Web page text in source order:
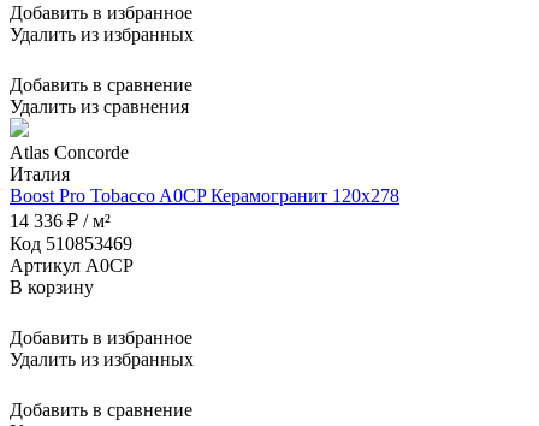
Добавить в избранное
Удалить из избранных
Добавить в сравнение
Удалить из сравнения
Atlas Concorde
Италия
Boost Pro Tobacco A0CP Керамогранит 120x278
14 336 ₽ / м²
Код 510853469
Артикул A0CP
В корзину
Добавить в избранное
Удалить из избранных
Добавить в сравнение